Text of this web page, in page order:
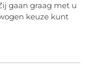
gaan graag met u
keuze kunt